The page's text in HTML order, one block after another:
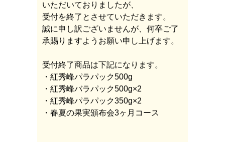
いただいておりましたが、
受付を終了とさせていただきます。
誠に申し訳ございませんが、何卒ご了
承賜りますようお願い申し上げます。
受付終了商品は下記になります。
・紅秀峰パラパック500g
・紅秀峰バラパック500g×2
・紅秀峰パラパック350g×2
・春夏の果実頒布会3ヶ月コース